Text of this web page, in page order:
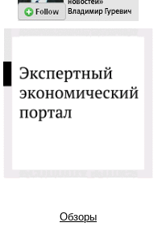
Обзоры